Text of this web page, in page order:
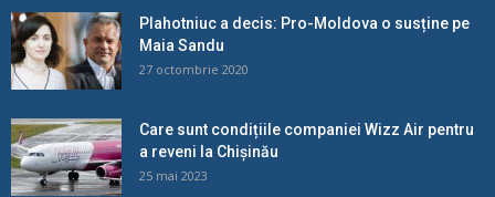
Plahotniuc a decis: Pro-Moldova o susține pe
Maia Sandu
27 octombrie 2020
Care sunt condițiile companiei Wizz Air pentru
a reveni la Chișinău
25 mai 2023